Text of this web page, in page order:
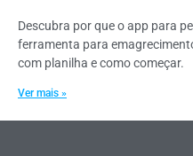
Descubra por que o app para
ferramenta para
com planilha e como começar.
Ver mais »